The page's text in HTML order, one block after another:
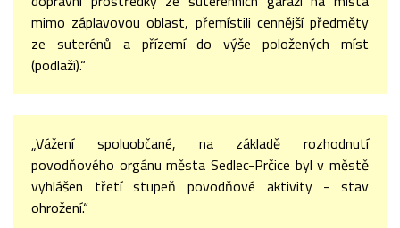
mimo záplavovou oblast, přemístili cennější předměty
ze suterénů a přízemí do výše položených míst
(podlaží).“
„Vážení spoluobčané, na základě rozhodnutí
povodňového orgánu města Sedlec-Prčice byl v městě
vyhlášen třetí stupeň povodňové aktivity - stav
ohrožení.“